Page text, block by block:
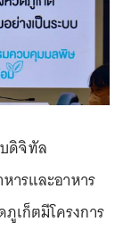
ดิจิทัล
ารและอาหาร
เก็ตมีโครงการ